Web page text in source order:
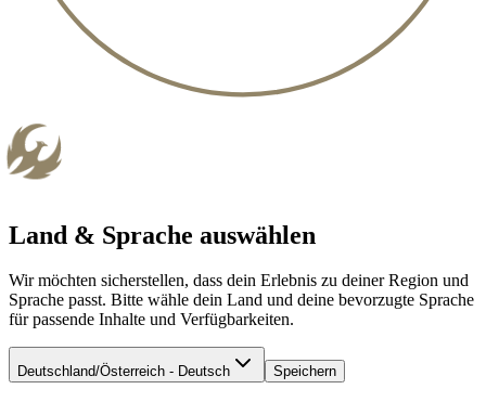
Land & Sprache auswählen
Wir möchten sicherstellen, dass dein Erlebnis zu deiner Region und
Sprache passt. Bitte wähle dein Land und deine bevorzugte Sprache
für passende Inhalte und Verfügbarkeiten.
Deutschland/Österreich - Deutsch Speichern